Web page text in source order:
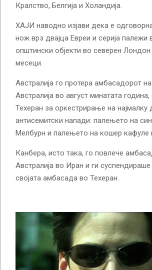
Кралство, Белгија и Холандија.
ХАЈИ наводно изјави дека е
нож врз двајца Евреи и серија палежи
општински објекти во северен
месеци.
Австралија го протера амбасадорот
Австралија во август минатата година,
Техеран за оркестрирање на најмалку
антисемитски напади: палењето на
Мелбурн и палењето на кошер кафуле
Канбера, исто така, го повлече
Австралија во Иран и ги
својата амбасада во Техеран.